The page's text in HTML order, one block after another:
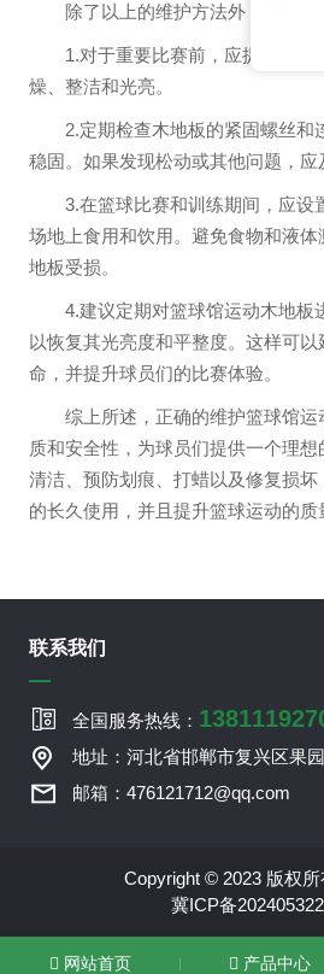
除了以上的维护方法外，以下是
1.对于重要比赛前，应提前准备好
燥、整洁和光亮。
2.定期检查木地板的紧固螺丝和
稳固。如果发现松动或其他问题，应
3.在篮球比赛和训练期间，应设
场地上食用和饮用。避免食物和液体
地板受损。
4.建议定期对篮球馆运动木地板
以恢复其光亮度和平整度。这样可
命，并提升球员们的比赛体验。
综上所述，正确的维护篮球馆运
质和安全性，为球员们提供一个理
清洁、预防划痕、打蜡以及修复损坏
的长久使用，并且提升篮球运动的质
联系我们
全国服务热线：
地址：河北省邯郸市复兴区果
邮箱：476121712@qq.com
Copyright © 2023 版权
冀ICP备
网站首页 产品中心